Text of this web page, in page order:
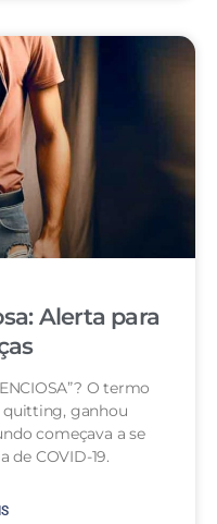
Alerta para
O termo
ganhou
começava a se
de COVID-19.